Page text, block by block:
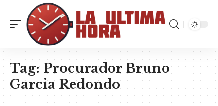
Tag: Procurador Bruno
Garcia Redondo